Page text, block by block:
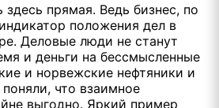
прямая. Ведь бизнес, по
положения дел в
Деловые люди не станут
и деньги на бессмысленные
и норвежские нефтяники и
что взаимное
выгодно. Яркий пример